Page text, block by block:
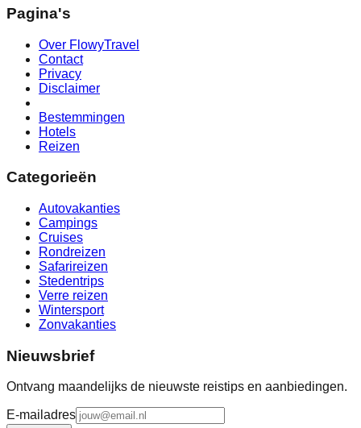
Pagina's
Over FlowyTravel
Contact
Privacy
Disclaimer
Bestemmingen
Hotels
Reizen
Categorieën
Autovakanties
Campings
Cruises
Rondreizen
Safarireizen
Stedentrips
Verre reizen
Wintersport
Zonvakanties
Nieuwsbrief
Ontvang maandelijks de nieuwste reistips en aanbiedingen.
E-mailadres